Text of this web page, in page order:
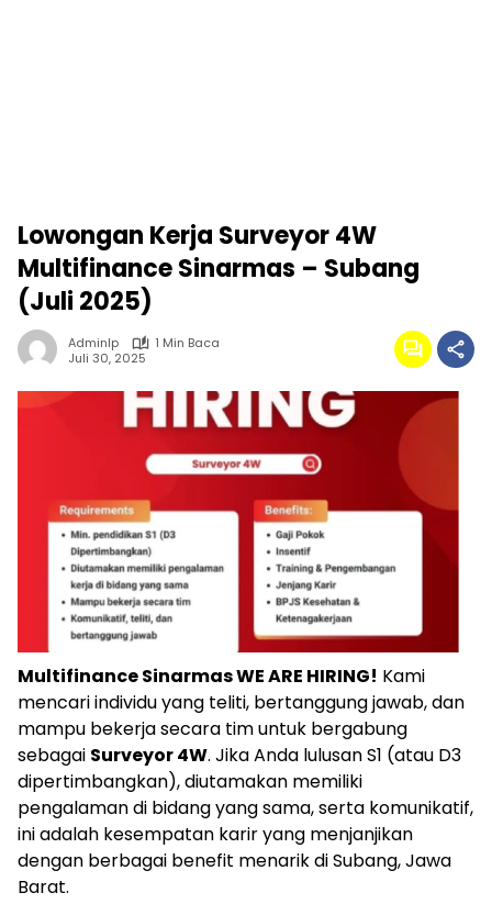
Lowongan Kerja Surveyor 4W
Multifinance Sinarmas – Subang
(Juli 2025)
Adminlp
1 Min Baca
Juli 30, 2025
Multifinance Sinarmas WE ARE HIRING! Kami
mencari individu yang teliti, bertanggung jawab, dan
mampu bekerja secara tim untuk bergabung
sebagai Surveyor 4W. Jika Anda lulusan S1 (atau D3
dipertimbangkan), diutamakan memiliki
pengalaman di bidang yang sama, serta komunikatif,
ini adalah kesempatan karir yang menjanjikan
dengan berbagai benefit menarik di Subang, Jawa
Barat.